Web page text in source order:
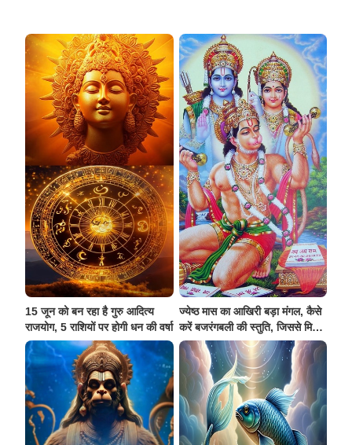
15 जून को बन रहा है गुरु आदित्य
राजयोग, 5 राशियों पर होगी धन की वर्षा
ज्येष्ठ मास का आखिरी बड़ा मंगल, कैसे
करें बजरंगबली की स्तुति, जिससे मिलेगा
उनका आशीर्वाद, जानिए?